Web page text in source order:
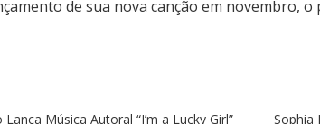
de sua nova canção em novembro,
Lança Música Autoral “I’m a Lucky Girl” Sophia